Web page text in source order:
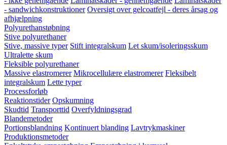
- sandwichkonstruktioner Oversigt over gelcoatfejl - deres årsag og
afhjælpning
Polyurethanstøbning
Stive polyurethaner
Stive, massive typer Stift integralskum Let skum/isoleringsskum
Ultralette skum
Fleksible polyurethaner
Massive elastromerer Mikrocellulære elastromerer Fleksibelt
integralskum Lette typer
Processforløb
Reaktionstider Opskumning
Skudtid Transporttid Overfyldningsgrad
Blandemetoder
Portionsblandning Kontinuert blanding Lavtrykmaskiner
Produktionsmetoder